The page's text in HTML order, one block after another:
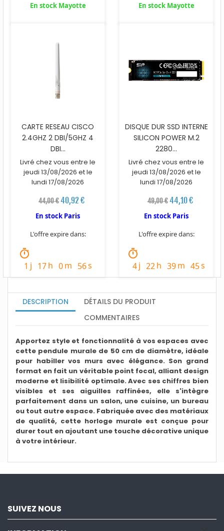
En stock Mayotte En stock Mayotte
CARTE RESEAU CISCO
2.4GHZ 2 DBI/5GHZ 4
DBI...
Livré chez vous entre le
jeudi 13/08/2026 et le
lundi 17/08/2026
44,00 €40,92 €
En stock Paris
L'offre expire dans:
timer
1 j 17h 0m 54s
DISQUE DUR SSD INTERNE
SILICON POWER M.2
2280...
Livré chez vous entre le
jeudi 13/08/2026 et le
lundi 17/08/2026
49,00 € 44,10 €
En stock Paris
L'offre expire dans:
timer
4j 22h 39m 43s
DESCRIPTION
DÉTAILS DU PRODUIT
COMMENTAIRES
Apportez style et fonctionnalité à vos espaces avec
cette pendule murale de 50 cm de diamètre, idéale
pour habiller vos murs avec élégance. Son grand
format en fait un véritable point focal, alliant design
moderne et lisibilité optimale. Avec ses chiffres bien
visibles et ses aiguilles raffinées, elle s'intègre
parfaitement dans un salon, une cuisine, un bureau
ou tout autre espace. Fabriquée avec des matériaux
de qualité, cette horloge murale est conçue pour
durer tout en ajoutant une touche décorative unique
à votre intérieur.
SUIVEZ NOUS